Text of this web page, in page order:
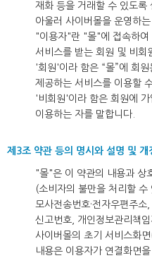
재화 등을 거래할 수 있도록
아울러 사이버몰을 운영하
"이용자"란 "몰"에 접속하
서비스를 받는 회원 및 비회
'회원'이라 함은 “몰”에 회
제공하는 서비스를 이용할
'비회원'이라 함은 회원에
이용하는 자를 말합니다.
제3조 약관 등의 명시와 설명 및 개
"몰"은 이 약관의 내용과 상
(소비자의 불만을 처리할 수
모사전송번호·전자우편주
신고번호, 개인정보관리책
사이버몰의 초기 서비스화
내용은 이용자가 연결화면